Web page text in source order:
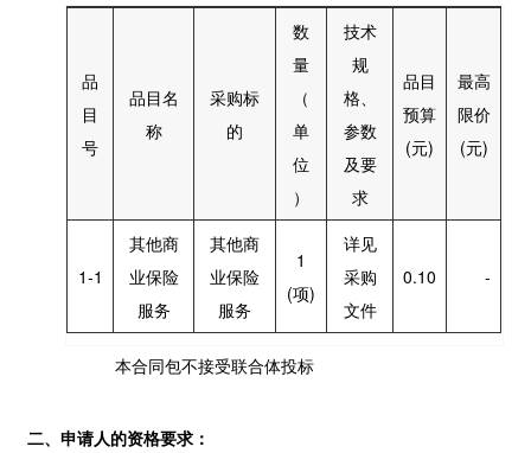
品
目
号
品目名
称
采购标
的
数
量
（
单
位
）
技术
规
格、
参数
及要
求
品目
预算
(元)
最高
限价
(元)
1-1
其他商
业保险
服务
其他商
业保险
服务
1
(项)
详见
采购
文件
0.10 -
本合同包不接受联合体投标
二、申请人的资格要求：